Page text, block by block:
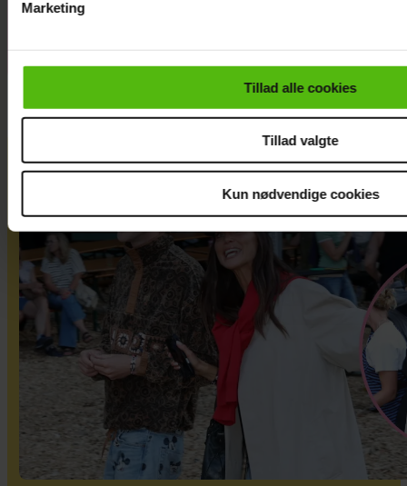
cookiepolitik.
Marketing
Tillad alle cookies
Tillad valgte
Kun nødvendige cookies